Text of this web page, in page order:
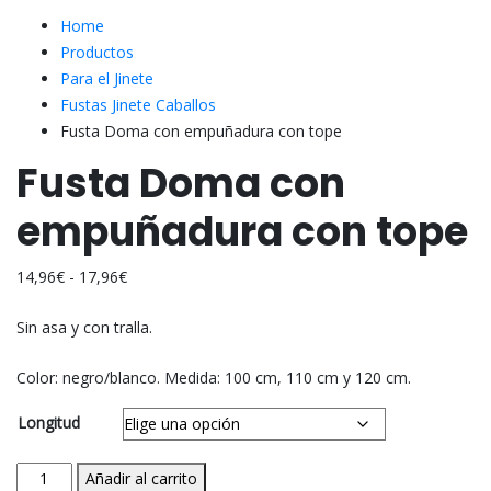
Home
Productos
Para el Jinete
Fustas Jinete Caballos
Fusta Doma con empuñadura con tope
Fusta Doma con
empuñadura con tope
14,96€ - 17,96€Rango
precios:
14,96€
hasta
17,96€
Sin asa y con tralla.
Color: negro/blanco. Medida: 100 cm, 110 cm y 120 cm.
Longitud
Fusta
Añadir al carrito